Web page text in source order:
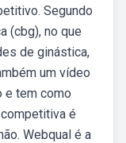
Segundo
(cbg), no que
de ginástica,
um vídeo
e tem como
é
Webqual é a